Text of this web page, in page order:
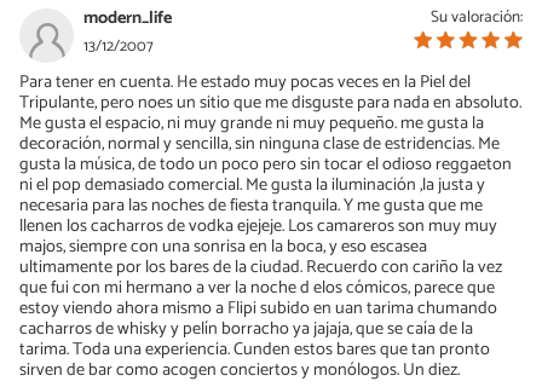
Su valoración:
modern_life
13/12/2007
Para tener en cuenta. He estado muy pocas veces en la Piel del
Tripulante, pero noes un sitio que me disguste para nada en absoluto.
Me gusta el espacio, ni muy grande ni muy pequeño. me gusta la
decoración, normal y sencilla, sin ninguna clase de estridencias. Me
gusta la música, de todo un poco pero sin tocar el odioso reggaeton
ni el pop demasiado comercial. Me gusta la iluminación ,la justa y
necesaria para las noches de fiesta tranquila. Y me gusta que me
llenen los cacharros de vodka ejejeje. Los camareros son muy muy
majos, siempre con una sonrisa en la boca, y eso escasea
ultimamente por los bares de la ciudad. Recuerdo con cariño la vez
que fui con mi hermano a ver la noche d elos cómicos, parece que
estoy viendo ahora mismo a Flipi subido en uan tarima chumando
cacharros de whisky y pelín borracho ya jajaja, que se caía de la
tarima. Toda una experiencia. Cunden estos bares que tan pronto
sirven de bar como acogen conciertos y monólogos. Un diez.